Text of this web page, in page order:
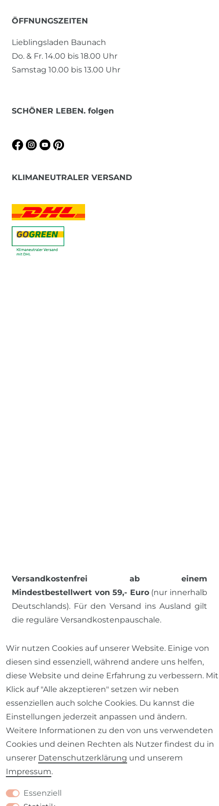
ÖFFNUNGSZEITEN
Lieblingsladen Baunach
Do. & Fr. 14.00 bis 18.00 Uhr
Samstag 10.00 bis 13.00 Uhr
SCHÖNER LEBEN. folgen
KLIMANEUTRALER VERSAND
Versandkostenfrei ab einem
Mindestbestellwert von 59,- Euro(nur innerhalb
Deutschlands). Für den Versand ins Ausland gilt
die reguläre Versandkostenpauschale.
ALLE PREISE INKL. MWST., ZZGL. VERSANDKOSTEN
*-20 % auf alles mit Code Sommer
(online beim
Bezahlen eingeben, im Laden automatisch an der
Kasse). Online 01.–15.08.2026, Laden bis 14.08. Nur
vorrätige Lagerware; nicht kombinierbar; nicht auf
Versandkosten, Gutscheine, Nähaufträge.
© 2026 SCHÖNER LEBEN.
Wir nutzen Cookies auf unserer Website. Einige von
diesen sind essenziell, während andere uns helfen,
diese Website und deine Erfahrung zu verbessern. Mit
Klick auf "Alle akzeptieren" setzen wir neben
essenziellen auch solche Cookies. Du kannst die
Einstellungen jederzeit anpassen und ändern.
Weitere Informationen zu den von uns verwendeten
Cookies und deinen Rechten als Nutzer findest du in
unserer Daten­schutz­erklärung und unserem
Impressum.
Essenziell